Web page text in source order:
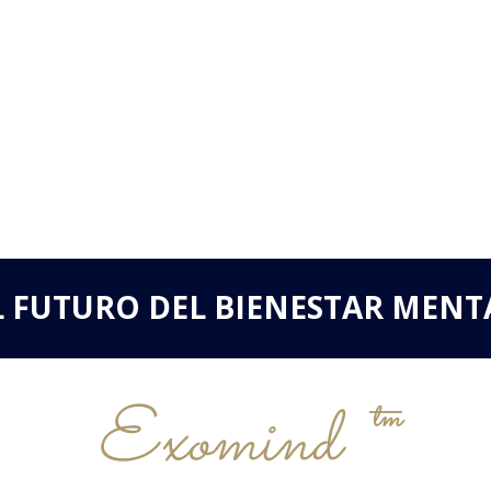
FUTURO DEL BIENESTAR
Exomind ™